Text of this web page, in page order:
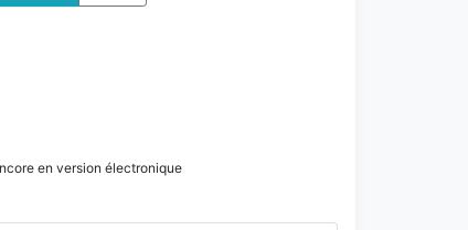
en version électronique